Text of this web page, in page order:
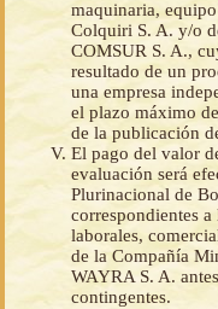
maquinaria,
Colquiri S. A. y/o
COMSUR S. A.,
resultado de un
una empresa
el plazo máximo
de la publicación
El pago del valor
evaluación será
Plurinacional de
correspondientes
laborales,
de la Compañía
WAYRA S. A.
contingentes.